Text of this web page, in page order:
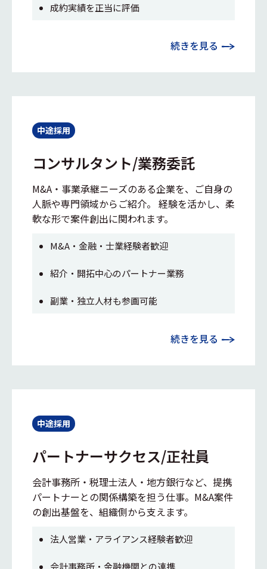
成約実績を正当に評価
続きを見る
中途採用
コンサルタント/業務委託
M&A・事業承継ニーズのある企業を、ご自身の
人脈や専門領域からご紹介。 経験を活かし、柔
軟な形で案件創出に関われます。
M&A・金融・士業経験者歓迎
紹介・開拓中心のパートナー業務
副業・独立人材も参画可能
続きを見る
中途採用
パートナーサクセス/正社員
会計事務所・税理士法人・地方銀行など、提携
パートナーとの関係構築を担う仕事。M&A案件
の創出基盤を、組織側から支えます。
法人営業・アライアンス経験者歓迎
会計事務所・金融機関との連携